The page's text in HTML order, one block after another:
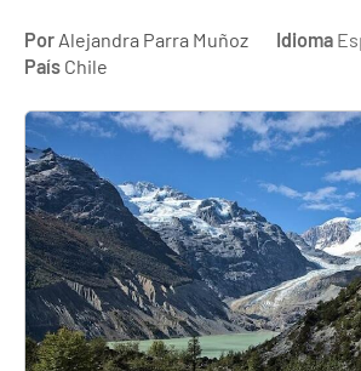
Por Alejandra Parra Muñoz Idioma
País Chile